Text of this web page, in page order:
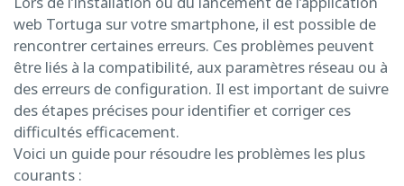
web Tortuga sur votre smartphone, il est possible de
rencontrer certaines erreurs. Ces problèmes peuvent
être liés à la compatibilité, aux paramètres réseau ou à
des erreurs de configuration. Il est important de suivre
des étapes précises pour identifier et corriger ces
difficultés efficacement.
Voici un guide pour résoudre les problèmes les plus
courants :